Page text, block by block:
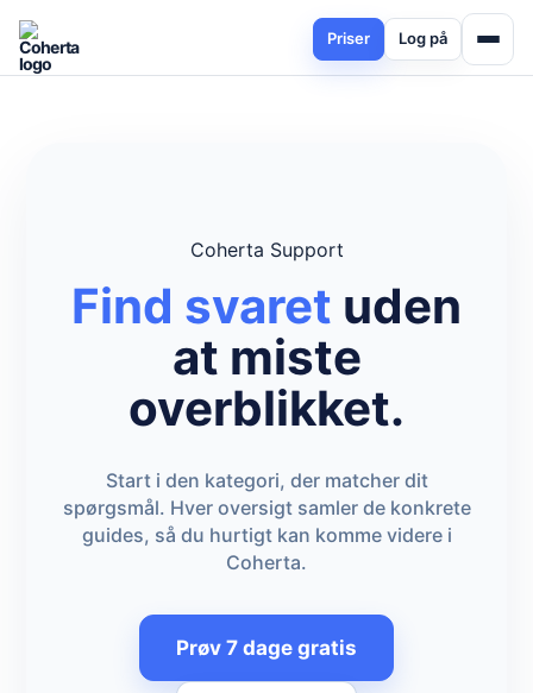
Priser Log på
Coherta Support
Find svaret uden
at miste
overblikket.
Start i den kategori, der matcher dit
spørgsmål. Hver oversigt samler de konkrete
guides, så du hurtigt kan komme videre i
Coherta.
Prøv 7 dage gratis